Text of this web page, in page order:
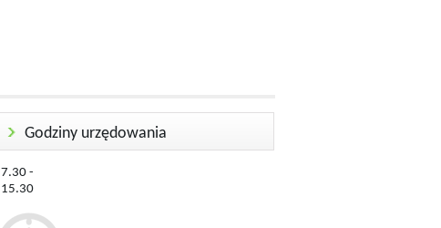
Godziny urzędowania
7.30 -